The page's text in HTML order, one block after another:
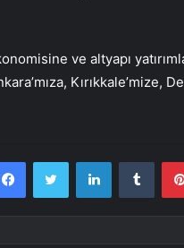
ve altyapı
Kırıkkale’mize,
FacebookTwitter LinkedIn